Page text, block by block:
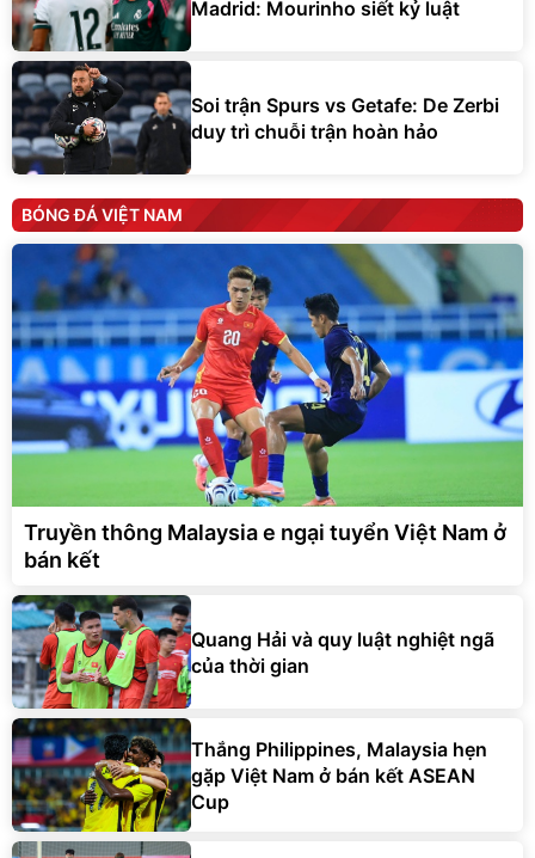
Madrid: Mourinho siết kỷ luật
Soi trận Spurs vs Getafe: De Zerbi
duy trì chuỗi trận hoàn hảo
BÓNG ĐÁ VIỆT NAM
Truyền thông Malaysia e ngại tuyển Việt Nam ở
bán kết
Quang Hải và quy luật nghiệt ngã
của thời gian
Thắng Philippines, Malaysia hẹn
gặp Việt Nam ở bán kết ASEAN
Cup